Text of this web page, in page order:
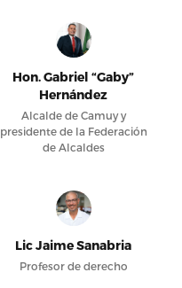
Hon. Gabriel “Gaby”
Hernández
Alcalde de Camuy y
presidente de la Federación
de Alcaldes
Lic Jaime Sanabria
Profesor de derecho